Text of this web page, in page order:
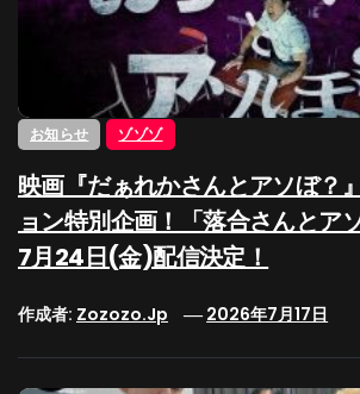
お知らせ ゾゾゾ
映画『だぁれかさんとアソぼ？
ョン特別企画！「落合さんとア
7月24日(金)配信決定！
作成者: Zozozo.jp 2026年7月17日